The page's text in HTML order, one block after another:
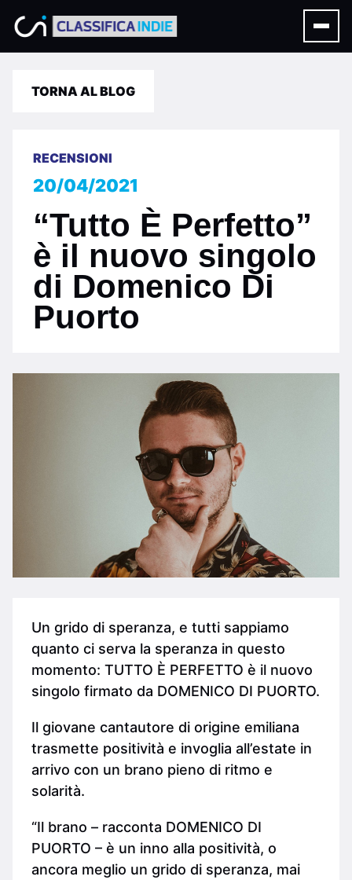
TORNA AL BLOG
RECENSIONI
20/04/2021
“Tutto È Perfetto”
è il nuovo singolo
di Domenico Di
Puorto
Un grido di speranza, e tutti sappiamo
quanto ci serva la speranza in questo
momento: TUTTO È PERFETTO è il nuovo
singolo firmato da DOMENICO DI PUORTO.
Il giovane cantautore di origine emiliana
trasmette positività e invoglia all’estate in
arrivo con un brano pieno di ritmo e
solarità.
“Il brano – racconta DOMENICO DI
PUORTO – è un inno alla positività, o
ancora meglio un grido di speranza, mai